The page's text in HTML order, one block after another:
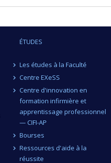
ÉTUDES
Les études à la Faculté
Centre EXeSS
Centre d'innovation en
formation infirmière et
apprentissage professionnel
— CIFI-AP
Bourses
Ressources d'aide à la
réussite